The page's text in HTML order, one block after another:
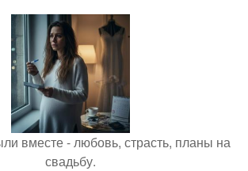
вместе - любовь, страсть, планы на
свадьбу.